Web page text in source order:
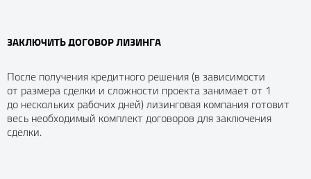
ЗАКЛЮЧИТЬ ДОГОВОР ЛИЗИНГА
После получения кредитного решения (в зависимости
от размера сделки и сложности проекта занимает от 1
до нескольких рабочих дней) лизинговая компания готовит
весь необходимый комплект договоров для заключения
сделки.